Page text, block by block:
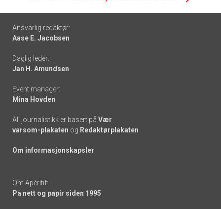
Footer
-
links
Ansvarlig redaktør:
Aase E. Jacobsen
Daglig leder:
Jan H. Amundsen
Event manager:
Mina Hovden
All journalistikk er basert på Vær
varsom-plakaten og Redaktørplakaten
Om informasjonskapsler
Om Apéritif:
På nett og papir siden 1995